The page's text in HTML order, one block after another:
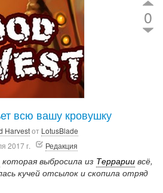
0
всю вашу кровушку
Harvestот LotusBlade
2017 г. Редакция
которая выбросила из Террарии всё,
кучей отсылок и скопила отряд